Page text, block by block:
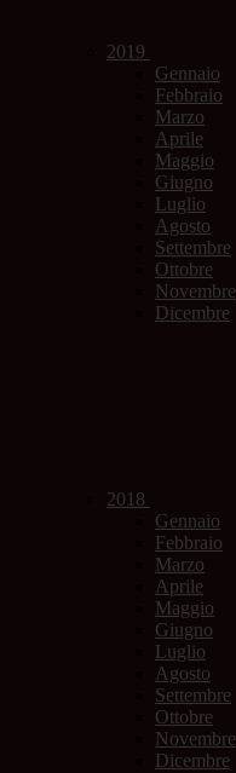
2019
Gennaio
Febbraio
Marzo
Aprile
Maggio
Giugno
Luglio
Agosto
Settembre
Ottobre
Novembre
Dicembre
2018
Gennaio
Febbraio
Marzo
Aprile
Maggio
Giugno
Luglio
Agosto
Settembre
Ottobre
Novembre
Dicembre